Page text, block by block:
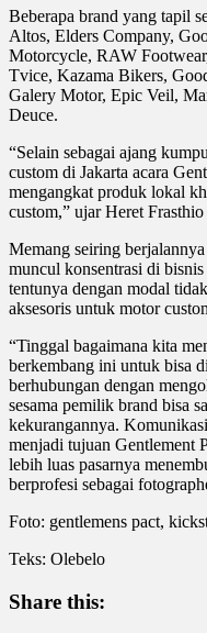
Beberapa brand yang tapil
Altos, Elders Company,
Motorcycle, RAW
Tvice, Kazama Bikers,
Galery Motor, Epic Veil,
Deuce.
“Selain sebagai ajang
custom di Jakarta acara
mengangkat produk lokal
custom,” ujar Heret
Memang seiring
muncul konsentrasi di
tentunya dengan modal
aksesoris untuk motor
“Tinggal bagaimana kita
berkembang ini untuk bisa
berhubungan dengan
sesama pemilik brand bisa
kekurangannya.
menjadi tujuan Gentlement
lebih luas pasarnya
berprofesi sebagai
Foto: gentlemens pact,
Teks: Olebelo
Share this: